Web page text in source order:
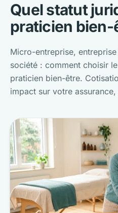
Quel statut
praticien bien-
Micro-entreprise,
société : comment choisir
praticien bien-être.
impact sur votre